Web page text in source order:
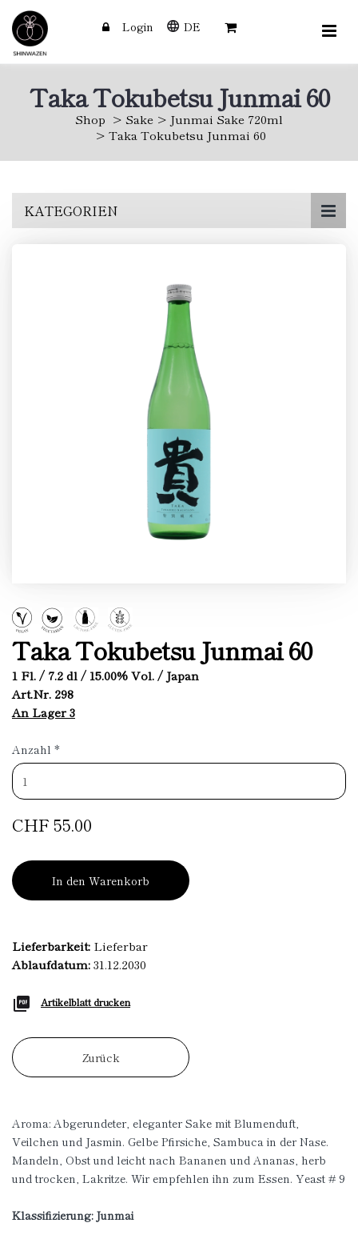
Login DE
Taka Tokubetsu Junmai 60
Shop Sake
Junmai Sake 720ml
Taka Tokubetsu Junmai 60
KATEGORIEN
Taka Tokubetsu Junmai 60
1 Fl. / 7.2 dl / 15.00% Vol. / Japan
Art.Nr. 298
An Lager 3
Anzahl *
CHF 55.00
In den Warenkorb
Lieferbarkeit: Lieferbar
Ablaufdatum:31.12.2030
Artikelblatt drucken
Zurück
Aroma: Abgerundeter, eleganter Sake mit Blumenduft,
Veilchen und Jasmin. Gelbe Pfirsiche, Sambuca in der Nase.
Mandeln, Obst und leicht nach Bananen und Ananas, herb
und trocken, Lakritze. Wir empfehlen ihn zum Essen. Yeast # 9
Klassifizierung: Junmai